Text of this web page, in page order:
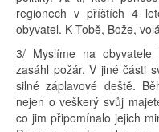
regionech v příštích 4
obyvatel. K Tobě, Bože,
3/ Myslíme na obyvatele
zasáhl požár. V jiné části
silné záplavové deště.
nejen o veškerý svůj
co jim připomínalo jejich